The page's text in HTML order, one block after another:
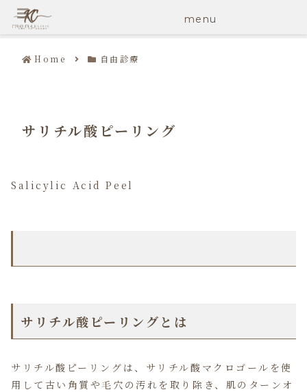
menu
Home 自由診療
サリチル酸ピーリング
Salicylic Acid Peel
サリチル酸ピーリングとは
サリチル酸ピーリングは、サリチル酸マクロゴールを使
用して古い角質や毛穴の汚れを取り除き、肌のターンオ
menu